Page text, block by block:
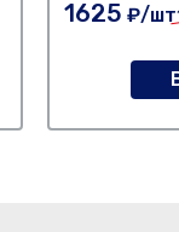
1625 ₽/шт